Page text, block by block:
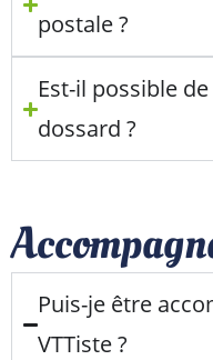
postale ?
Est-il possible
dossard ?
Puis-je être
VTTiste ?